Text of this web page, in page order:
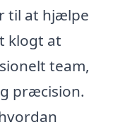
til at hjælpe
klogt at
team,
præcision.